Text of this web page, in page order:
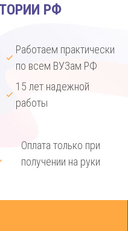
РФ
Работаем практически
по всем ВУЗам РФ
15 лет надежной
работы
Оплата только при
получении на руки